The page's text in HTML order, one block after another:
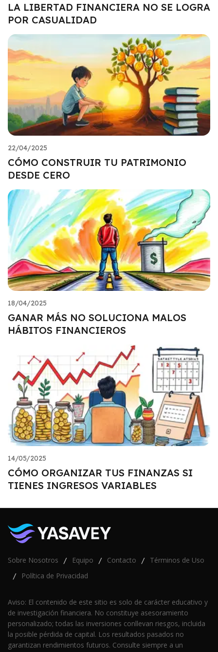
LA LIBERTAD FINANCIERA NO SE LOGRA
POR CASUALIDAD
22/04/2025
CÓMO CONSTRUIR TU PATRIMONIO
DESDE CERO
18/04/2025
GANAR MÁS NO SOLUCIONA MALOS
HÁBITOS FINANCIEROS
14/05/2025
CÓMO ORGANIZAR TUS FINANZAS SI
TIENES INGRESOS VARIABLES
Sobre Nosotros / Equipo / Contacto / Términos de Uso
/ Política de Privacidad
Aviso: El contenido de este sitio es solo de carácter educativo y
de investigación financiera. No constituye asesoramiento
personalizado; todas las inversiones conllevan riesgos, incluida
la posible pérdida de capital. Los resultados pasados no
garantizan rendimientos futuros. Consulte siempre a un